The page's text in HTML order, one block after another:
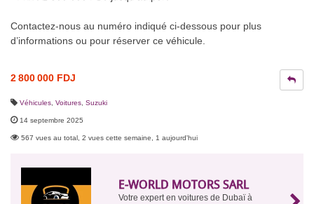
Contactez-nous au numéro indiqué ci-dessous pour plus
d’informations ou pour réserver ce véhicule.
2 800 000 FDJ
Véhicules Voitures Suzuki
14 septembre 2025
567 vues au total, 2 vues cette semaine, 1 aujourd'hui
E-WORLD MOTORS SARL
Votre expert en voitures de Dubaï à